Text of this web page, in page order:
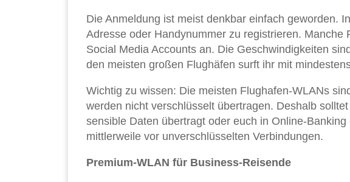
Die Anmeldung ist meist denkbar einfach geworden.
Adresse oder Handynummer zu registrieren.
Social Media Accounts an. Die Geschwindigkeiten
den meisten großen Flughäfen surft ihr mit
Wichtig zu wissen: Die meisten Flughafen-WLANs
werden nicht verschlüsselt übertragen. Deshalb
sensible Daten übertragt oder euch in Online-
mittlerweile vor unverschlüsselten Verbindungen.
Premium-WLAN für Business-Reisende